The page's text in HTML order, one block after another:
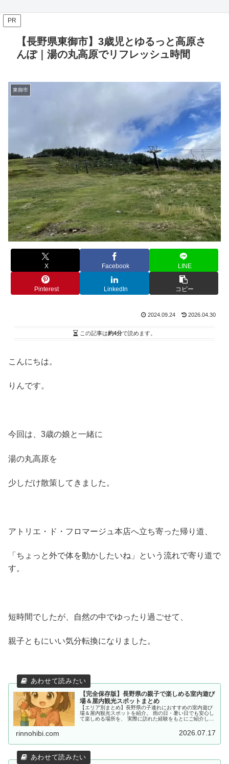
PR
【長野県東御市】3歳児とゆるっと高原さ
んぽ｜湯の丸高原でリフレッシュ時間
東御市
X Facebook LINE
Pinterest LinkedIn コピー
2024.09.24 2026.04.30
この記事は約4分で読めます。
こんにちは。
りんです。
今回は、3歳の娘と一緒に
湯の丸高原を
少しだけ散策してきました。
アトリエ・ド・フロマージュ本店へ立ち寄った帰り道、
「ちょっと外で体を動かしたいね」という流れで寄り道で
す。
短時間でしたが、自然の中でゆったり過ごせて、
親子ともにいい気分転換になりました。
【完全保存版】長野県の親子で楽しめる室内遊び
場＆屋内観光スポットまとめ
【エリア別まとめ】長野県の子連れにおすすめの室内遊び
場＆屋内観光スポットを紹介。 雨の日・暑い日でも安心し
て楽しめる場所を、 実際に訪れた経験をもとにご紹介して
rinnohibi.com 2026.07.17